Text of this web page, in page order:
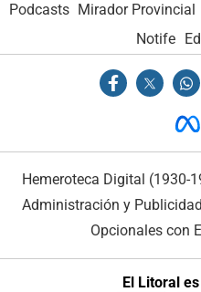
Podcasts Mirador Provincial
Notife
Hemeroteca Digital (1930-
Administración y Publicidad
Opcionales con
El Litoral